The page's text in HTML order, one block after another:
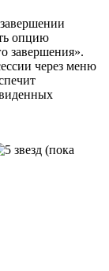
опцию
завершения».
через меню
(пока